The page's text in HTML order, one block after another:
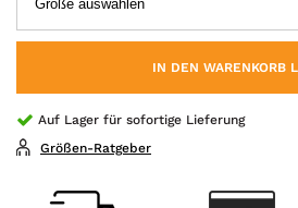
IN DEN WARENKORB
Auf Lager für sofortige Lieferung
Größen-Ratgeber